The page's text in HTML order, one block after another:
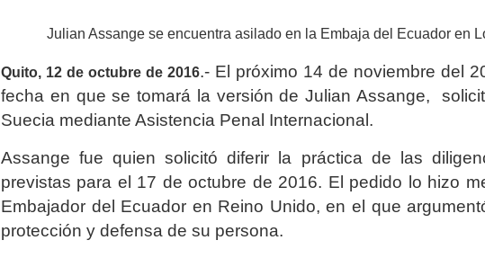
Julian Assange se encuentra asilado en la Embaja del Ecuador en
Quito, 12 de octubre de 2016.- El próximo 14 de noviembre del
fecha en que se tomará la versión de Julian Assange,
Suecia mediante Asistencia Penal Internacional.
Assange fue quien solicitó diferir la práctica de las
previstas para el 17 de octubre de 2016. El pedido lo hizo
Embajador del Ecuador en Reino Unido, en el que
protección y defensa de su persona.